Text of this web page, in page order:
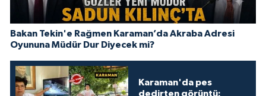
Bakan Tekin'e Rağmen Karaman’da Akraba Adresi
Oyununa Müdür Dur Diyecek mi?
Karaman'da pes
dedirten görüntü: